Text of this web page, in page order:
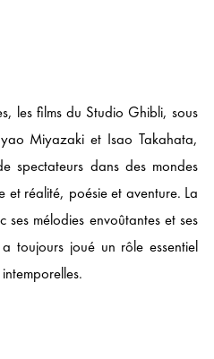
les films du Studio Ghibli, sous
Miyazaki et Isao Takahata,
spectateurs dans des mondes
et réalité, poésie et aventure. La
ses mélodies envoûtantes et ses
toujours joué un rôle essentiel